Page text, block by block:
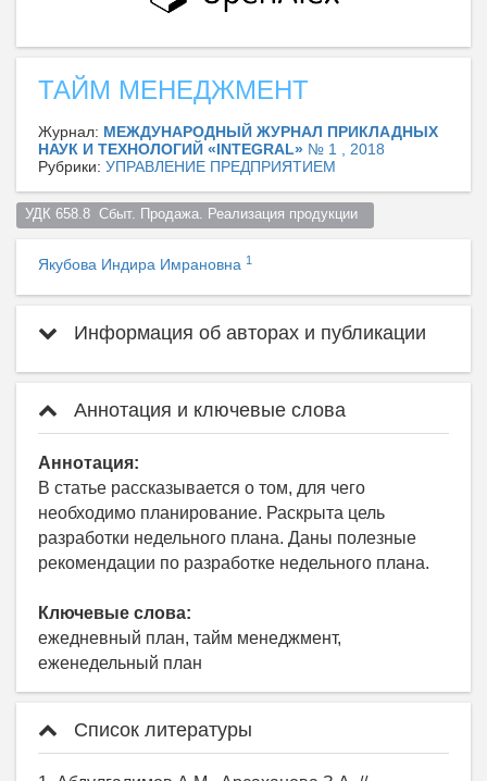
ТАЙМ МЕНЕДЖМЕНТ
Журнал: МЕЖДУНАРОДНЫЙ ЖУРНАЛ ПРИКЛАДНЫХ
НАУК И ТЕХНОЛОГИЙ «INTEGRAL» № 1 , 2018
Рубрики: УПРАВЛЕНИЕ ПРЕДПРИЯТИЕМ
УДК 658.8  Сбыт. Продажа. Реализация продукции
Якубова Индира Имрановна 1
Информация об авторах и публикации
Аннотация и ключевые слова
Аннотация:
В статье рассказывается о том, для чего
необходимо планирование. Раскрыта цель
разработки недельного плана. Даны полезные
рекомендации по разработке недельного плана.
Ключевые слова:
ежедневный план, тайм менеджмент,
еженедельный план
Список литературы